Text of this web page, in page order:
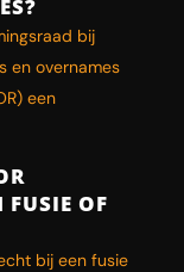
bij
en overnames
een
FUSIE OF
bij een fusie